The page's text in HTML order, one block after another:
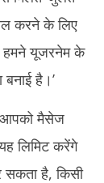
करने के लिए
हमने यूजरनेम के
है।’
आपको मैसेज
लिमिट करेंगे
सकता है, किसी